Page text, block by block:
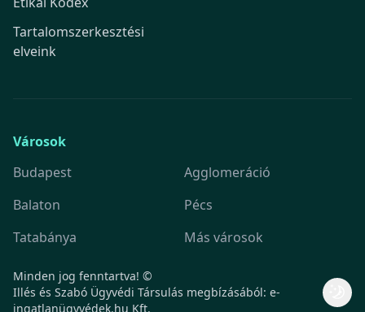
Tartalomszerkesztési
elveink
Városok
Budapest
Agglomeráció
Balaton
Pécs
Tatabánya
Más városok
Minden jog fenntartva! ©
Illés és Szabó Ügyvédi Társulás megbízásából: e-
ingatlanügyvédek.hu Kft.